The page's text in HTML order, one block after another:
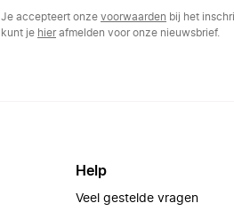
Je accepteert onze voorwaarden bij het
kunt je hierafmelden voor onze nieuwsbrief.
Help
Veel gestelde vragen